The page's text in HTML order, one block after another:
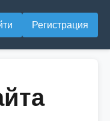
Регистрация